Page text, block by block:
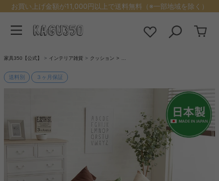
お買い上げ金額が11,000円以上で送料無料（※一部地域を除く）
家具350【公式】 インテリア雑貨 クッション
送料別 ３ヶ月保証